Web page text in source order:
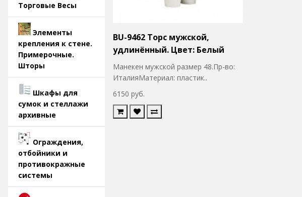
Торговые Весы
Элементы
крепления к стене.
Примерочные.
Шторы
Шкафы для
сумок и стеллажи
архивные
Ограждения,
отбойники и
противокражные
системы
BU-9462 Торс мужской,
удлинённый. Цвет: Белый
Манекен мужской размер 48.Пр-во:
ИталияМатериал: пластик..
6150 руб.